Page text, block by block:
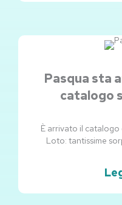
Pasqua sta
catalogo
È arrivato il
Loto: tantissime